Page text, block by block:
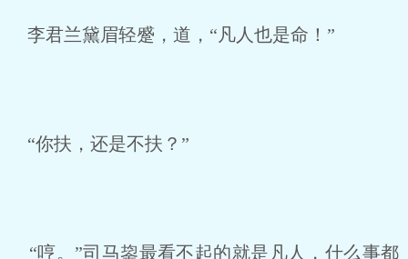
李君兰黛眉轻蹙，道，“凡人也是命！”
“你扶，还是不扶？”
“哼。”司马鋆最看不起的就是凡人，什么事都